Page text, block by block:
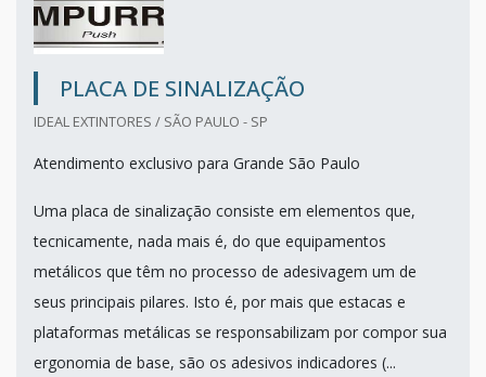
PLACA DE SINALIZAÇÃO
IDEAL EXTINTORES / SÃO PAULO - SP
Atendimento exclusivo para Grande São Paulo
Uma placa de sinalização consiste em elementos que,
tecnicamente, nada mais é, do que equipamentos
metálicos que têm no processo de adesivagem um de
seus principais pilares. Isto é, por mais que estacas e
plataformas metálicas se responsabilizam por compor sua
ergonomia de base, são os adesivos indicadores (...